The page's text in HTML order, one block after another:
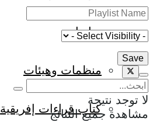
متابعات
منظمات وهيئات
كتاب قراءات إفريقية
لا توجد نتيجة
مشاهدة جميع النتائج